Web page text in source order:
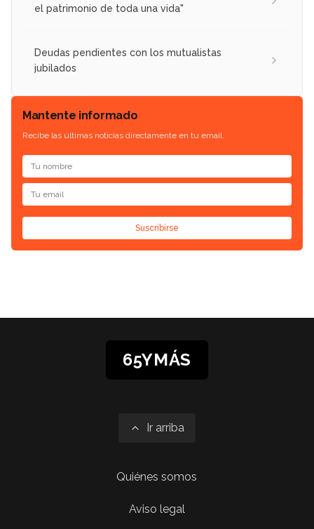
el patrimonio de toda una vida"
Deudas pendientes con los mutualistas
jubilados
Mantente informado
Recibe las últimas noticias directamente en tu email.
Suscribirse
65YMÁS
Ir arriba
Quiénes somos
Aviso legal